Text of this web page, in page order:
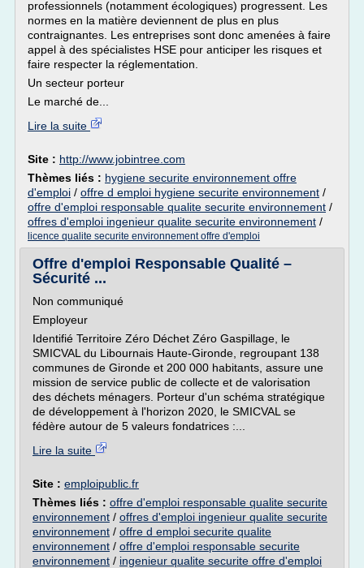
professionnels (notamment écologiques) progressent. Les
normes en la matière deviennent de plus en plus
contraignantes. Les entreprises sont donc amenées à faire
appel à des spécialistes HSE pour anticiper les risques et
faire respecter la réglementation.
Un secteur porteur
Le marché de...
Lire la suite
Site : http://www.jobintree.com
Thèmes liés : hygiene securite environnement offre
d'emploi / offre d emploi hygiene securite environnement /
offre d'emploi responsable qualite securite environnement /
offres d'emploi ingenieur qualite securite environnement /
licence qualite securite environnement offre d'emploi
Offre d'emploi Responsable Qualité –
Sécurité ...
Non communiqué
Employeur
Identifié Territoire Zéro Déchet Zéro Gaspillage, le
SMICVAL du Libournais Haute-Gironde, regroupant 138
communes de Gironde et 200 000 habitants, assure une
mission de service public de collecte et de valorisation
des déchets ménagers. Porteur d'un schéma stratégique
de développement à l'horizon 2020, le SMICVAL se
fédère autour de 5 valeurs fondatrices :...
Lire la suite
Site : emploipublic.fr
Thèmes liés : offre d'emploi responsable qualite securite
environnement / offres d'emploi ingenieur qualite securite
environnement / offre d emploi securite qualite
environnement / offre d'emploi responsable securite
environnement / ingenieur qualite securite offre d'emploi